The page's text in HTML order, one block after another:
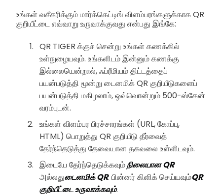
உங்கள் வசீகரிக்கும் மார்க்கெட்டிங் விளம்பரங்களுக்காக QR
குறியீட்டை எவ்வாறு உருவாக்குவது என்பது இங்கே:
QR TIGER க்குச் சென்று உங்கள் கணக்கில்
உள்நுழையவும். உங்களிடம் இன்னும் கணக்கு
இல்லையென்றால், ஃப்ரீமியம் திட்டத்தைப்
பயன்படுத்தி மூன்று டைனமிக் QR குறியீடுகளைப்
பயன்படுத்தி மகிழலாம், ஒவ்வொன்றும் 500-ஸ்கேன்
வரம்புடன்.
உங்கள் விளம்பர பிரச்சாரங்கள் (URL, கோப்பு,
HTML) பொறுத்து QR குறியீடு தீர்வைத்
தேர்ந்தெடுத்து தேவையான தகவலை உள்ளிடவும்.
இடையே தேர்ந்தெடுக்கவும்நிலையான QR
அல்லதுடைனமிக் QR. பின்னர் கிளிக் செய்யவும்QR
குறியீட்டை உருவாக்கவும்.